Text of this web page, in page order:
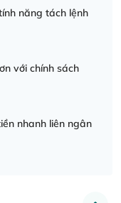
năng tách lệnh
với chính sách
nhanh liên ngân